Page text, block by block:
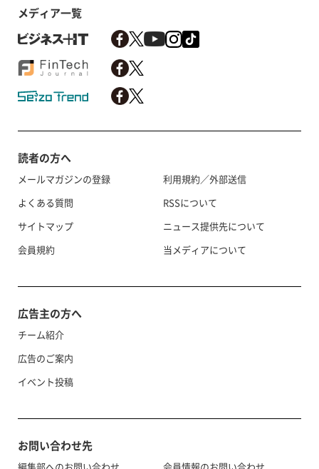
メディア一覧
読者の方へ
メールマガジンの登録
よくある質問
サイトマップ
会員規約
利用規約／外部送信
RSSについて
ニュース提供先について
当メディアについて
広告主の方へ
チーム紹介
広告のご案内
イベント投稿
お問い合わせ先